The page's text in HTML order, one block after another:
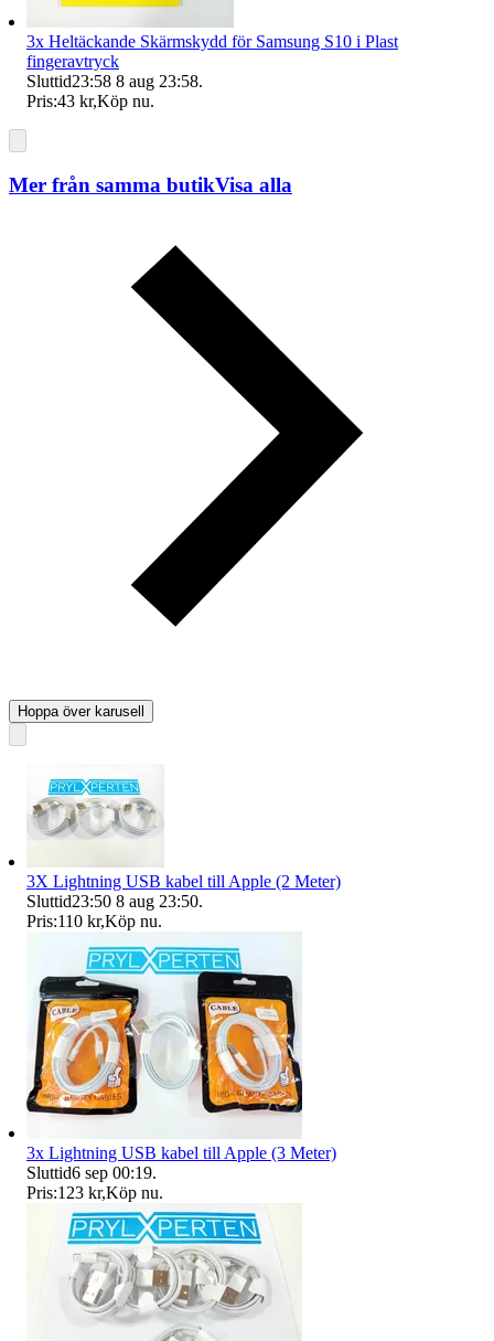
3x Heltäckande Skärmskydd för Samsung S10 i Plast
fingeravtryck
Sluttid23:58 8 aug 23:58.
Pris:43 kr,Köp nu.
Mer från samma butikVisa alla
Hoppa över karusell
3X Lightning USB kabel till Apple (2 Meter)
Sluttid23:50 8 aug 23:50.
Pris:110 kr,Köp nu.
3x Lightning USB kabel till Apple (3 Meter)
Sluttid6 sep 00:19.
Pris:123 kr,Köp nu.